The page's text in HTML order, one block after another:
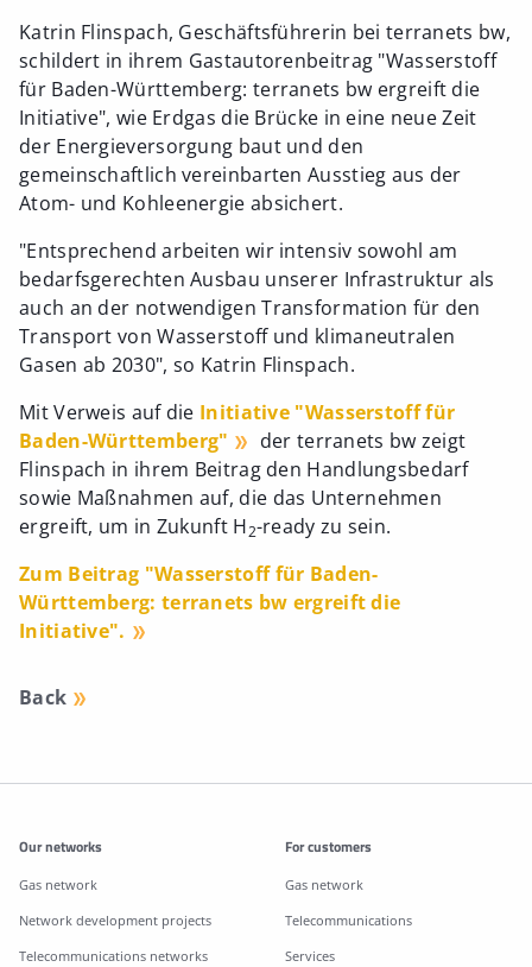
Katrin Flinspach, Geschäftsführerin bei terranets bw,
schildert in ihrem Gastautorenbeitrag "Wasserstoff
für Baden-Württemberg: terranets bw ergreift die
Initiative", wie Erdgas die Brücke in eine neue Zeit
der Energieversorgung baut und den
gemeinschaftlich vereinbarten Ausstieg aus der
Atom- und Kohleenergie absichert.
"Entsprechend arbeiten wir intensiv sowohl am
bedarfsgerechten Ausbau unserer Infrastruktur als
auch an der notwendigen Transformation für den
Transport von Wasserstoff und klimaneutralen
Gasen ab 2030", so Katrin Flinspach.
Mit Verweis auf die Initiative "Wasserstoff für
Baden-Württemberg"
der terranets bw zeigt
Flinspach in ihrem Beitrag den Handlungsbedarf
sowie Maßnahmen auf, die das Unternehmen
ergreift, um in Zukunft H2-ready zu sein.
Zum Beitrag "Wasserstoff für Baden-
Württemberg: terranets bw ergreift die
Initiative".
Back
Additonal information
Our networks
Gas network
Network development projects
Telecommunications networks
For customers
Gas network
Telecommunications
Services